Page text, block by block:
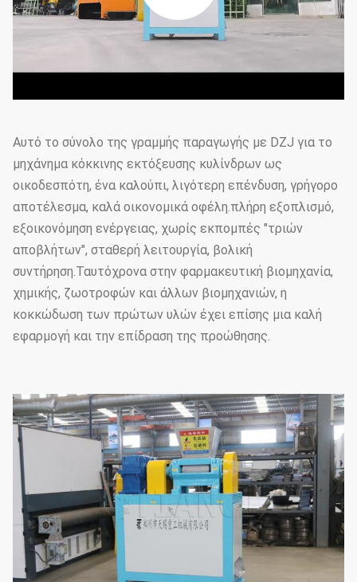
Αυτό το σύνολο της γραμμής παραγωγής με DZJ για το
μηχάνημα κόκκινης εκτόξευσης κυλίνδρων ως
οικοδεσπότη, ένα καλούπι, λιγότερη επένδυση, γρήγορο
αποτέλεσμα, καλά οικονομικά οφέλη.πλήρη εξοπλισμό,
εξοικονόμηση ενέργειας, χωρίς εκπομπές "τριών
αποβλήτων", σταθερή λειτουργία, βολική
συντήρηση.Ταυτόχρονα στην φαρμακευτική βιομηχανία,
χημικής, ζωοτροφών και άλλων βιομηχανιών, η
κοκκώδωση των πρώτων υλών έχει επίσης μια καλή
εφαρμογή και την επίδραση της προώθησης.